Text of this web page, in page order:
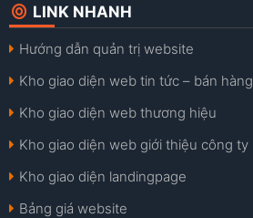
LINK NHANH
Hướng dẫn quản trị website
Kho giao diện web tin tức – bán hàng
Kho giao diện web thương hiệu
Kho giao diện web giới thiệu công ty
Kho giao diện landingpage
Bảng giá website